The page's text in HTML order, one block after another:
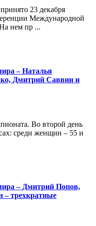
23 декабря
Международной
нем пр ...
– Наталья
Дмитрий Саввин и
Во второй день
среди женщин – 55 и
– Дмитрий Попов,
– трехкратные